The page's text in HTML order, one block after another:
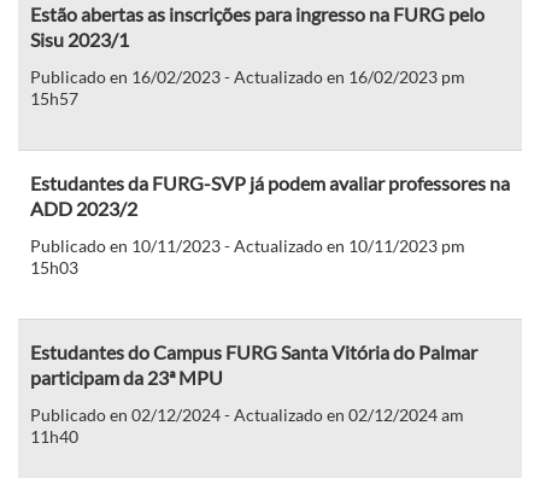
Estão abertas as inscrições para ingresso na FURG pelo
Sisu 2023/1
Publicado en 16/02/2023 - Actualizado en 16/02/2023 pm
15h57
Estudantes da FURG-SVP já podem avaliar professores na
ADD 2023/2
Publicado en 10/11/2023 - Actualizado en 10/11/2023 pm
15h03
Estudantes do Campus FURG Santa Vitória do Palmar
participam da 23ª MPU
Publicado en 02/12/2024 - Actualizado en 02/12/2024 am
11h40